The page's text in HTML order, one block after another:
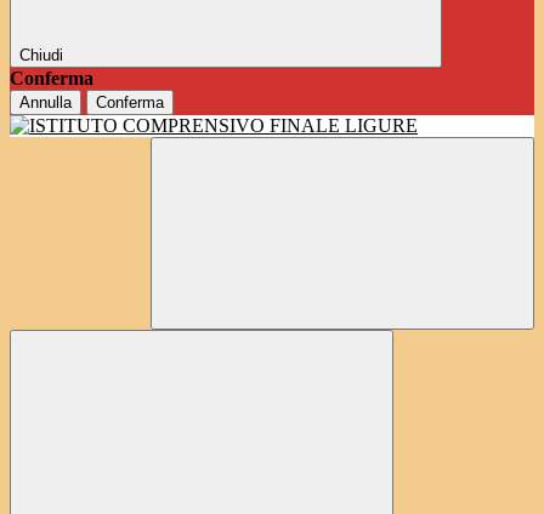
Chiudi
Conferma
Annulla Conferma